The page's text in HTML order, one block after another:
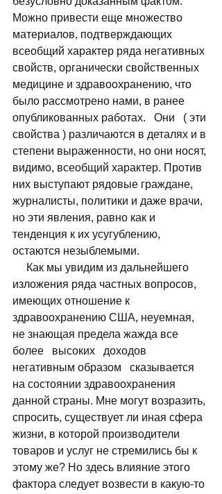
Можно привести еще множество
материалов, подтверждающих
всеобщий характер ряда негативных
свойств, органически свойственных
медицине и здравоохранению, что
было рассмотрено нами, в ранее
опубликованных работах.   Они   ( эти
свойства ) различаются в деталях и в
степени выраженности, но они носят,
видимо, всеобщий характер. Против
них выступают рядовые граждане,
журналисты, политики и даже врачи,
но эти явления, равно как и
тенденция к их усугублению,
остаются незыблемыми.
Как мы увидим из дальнейшего
изложения ряда частных вопросов,
имеющих отношение к
здравоохранению США, неуемная,
не знающая предела жажда все
более   высоких   доходов
негативным образом   сказывается
на состоянии здравоохранения
данной страны. Мне могут возразить,
спросить, существует ли иная сфера
жизни, в которой производители
товаров и услуг не стремились бы к
этому же? Но здесь влияние этого
фактора следует возвести в какую-то